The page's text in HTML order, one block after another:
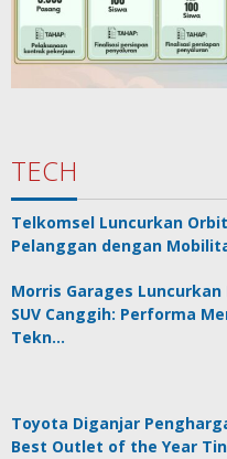
TECH
Telkomsel Luncurkan
Pelanggan dengan
Morris Garages
SUV Canggih: Performa
Tekn…
Toyota Diganjar
Best Outlet of the Year